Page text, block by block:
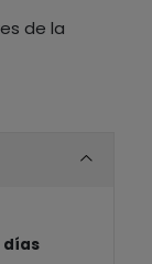
de la
días